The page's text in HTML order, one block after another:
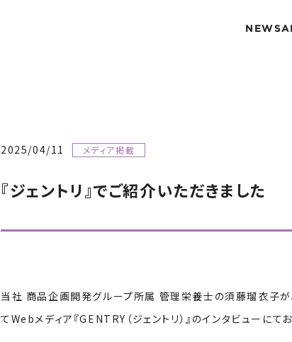
NEWS
2025/04/11 メディア掲載
『ジェントリ』でご紹介いただきました
当社 商品企画開発グループ所属 管理栄養士の須藤瑠衣子が
てWebメディア『GENTRY（ジェントリ）』のインタビューにて